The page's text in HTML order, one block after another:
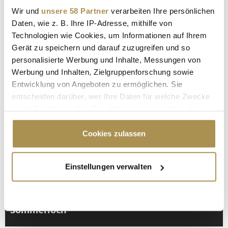
Wir und unsere 58 Partner verarbeiten Ihre persönlichen
Daten, wie z. B. Ihre IP-Adresse, mithilfe von
Technologien wie Cookies, um Informationen auf Ihrem
Gerät zu speichern und darauf zuzugreifen und so
personalisierte Werbung und Inhalte, Messungen von
Werbung und Inhalten, Zielgruppenforschung sowie
Entwicklung von Angeboten zu ermöglichen. Sie
entscheiden darüber, wer Ihre Daten für welche Zwecke
Cookie-Erklärung oder durch Klicken auf das Privacy
Trigger Symbol ändern oder widerrufen
Informationen über Ihre geografische Lage
erfassen, welche bis auf einige Meter genau sein
Cookies zulassen
Einstellungen verwalten
ABSENDEN
* Pflichtfelder.
LEADERSNET.TV
LAUTSCHALTEN
Sommerloch"